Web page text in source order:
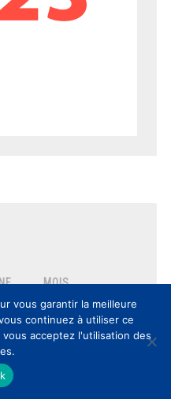
MOIS
Nationales
Innovation(s): comptes-
vidéos de la journée
2017
vous garantir la meilleure
continuez à utiliser ce
acceptez l'utilisation des